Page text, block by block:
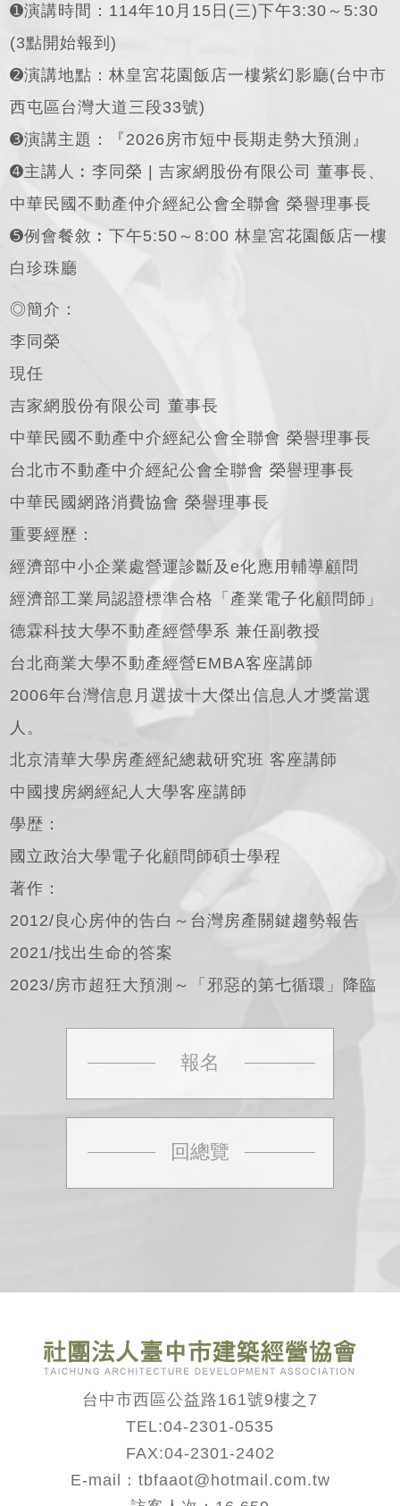
➊演講時間：114年10月15日(三)下午3:30～5:30
(3點開始報到)
➋演講地點：林皇宮花園飯店一樓紫幻影廳(台中市
西屯區台灣大道三段33號)
➌演講主題：『2026房市短中長期走勢大預測』
➍主講人︰李同榮 | 吉家網股份有限公司 董事長、
中華民國不動產仲介經紀公會全聯會 榮譽理事長
➎例會餐敘︰下午5:50～8:00 林皇宮花園飯店一樓
白珍珠廳
◎簡介：
李同榮
現任
吉家網股份有限公司 董事長
中華民國不動產中介經紀公會全聯會 榮譽理事長
台北市不動產中介經紀公會全聯會 榮譽理事長
中華民國網路消費協會 榮譽理事長
重要經歷：
經濟部中小企業處營運診斷及e化應用輔導顧問
經濟部工業局認證標準合格「產業電子化顧問師」
德霖科技大學不動產經營學系 兼任副教授
台北商業大學不動產經營EMBA客座講師
2006年台灣信息月選拔十大傑出信息人才獎當選
人。
北京清華大學房產經紀總裁研究班 客座講師
中國捜房網經紀人大學客座講師
學歴：
國立政治大學電子化顧問師碩士學程
著作：
2012/良心房仲的告白～台灣房產關鍵趨勢報告
2021/找出生命的答案
2023/房市超狂大預測～「邪惡的第七循環」降臨
報名
回總覽
台中市西區公益路161號9樓之7
TEL:04-2301-0535
FAX:04-2301-2402
E-mail：tbfaaot@hotmail.com.tw